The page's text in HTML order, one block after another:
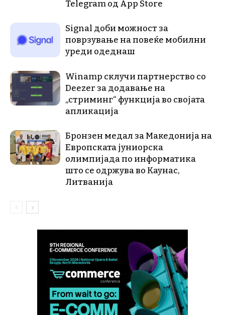
Telegram од App Store
Signal доби можност за
поврзување на повеќе мобилни
уреди одеднаш
Winamp склучи партнерство со
Deezer за додавање на
„стриминг“ функција во својата
апликација
Бронзен медал за Македонија на
Европската јуниорска
олимпијада по информатика
што се одржува во Каунас,
Литванија